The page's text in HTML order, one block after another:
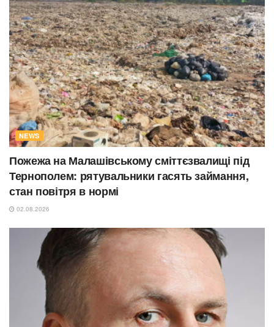
NEWS
Пожежа на Малашівському сміттєзвалищі під
Тернополем: рятувальники гасять займання,
стан повітря в нормі
02.08.2026